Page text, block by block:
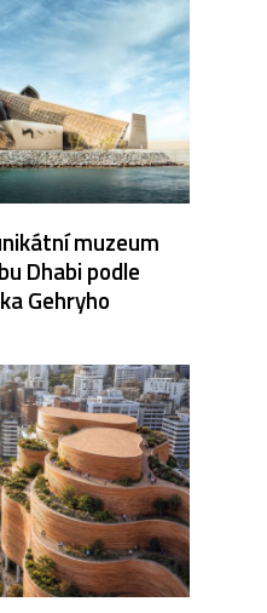
muzeum
Dhabi podle
Gehryho